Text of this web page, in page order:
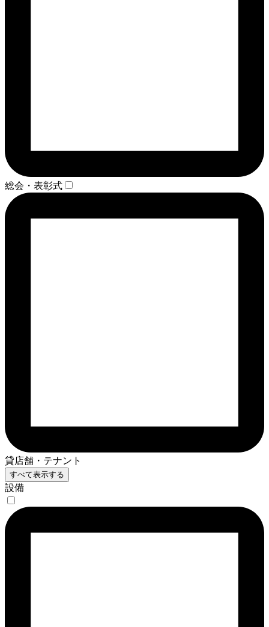
総会・表彰式
貸店舗・テナント
すべて表示する
設備